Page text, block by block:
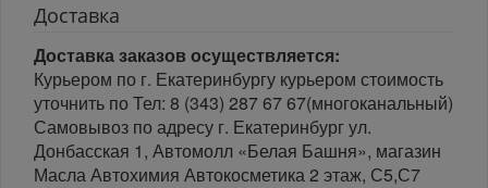
Доставка
Доставка заказов осуществляется:
Курьером по г. Екатеринбургу курьером стоимость
уточнить по Тел: 8 (343) 287 67 67(многоканальный)
Самовывоз по адресу г. Екатеринбург ул.
Донбасская 1, Автомолл «Белая Башня», магазин
Масла Автохимия Автокосметика 2 этаж, С5,С7